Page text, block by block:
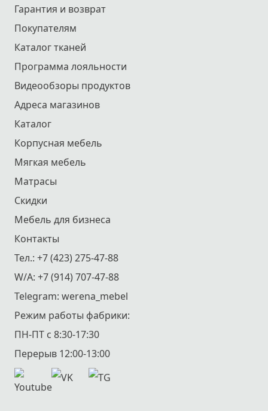
Гарантия и возврат
Покупателям
Каталог тканей
Программа лояльности
Видеообзоры продуктов
Адреса магазинов
Каталог
Корпусная мебель
Мягкая мебель
Матрасы
Скидки
Мебель для бизнеса
Контакты
Тел.: +7 (423) 275-47-88
W/A: +7 (914) 707-47-88
Telegram: werena_mebel
Режим работы фабрики:
ПН-ПТ с 8:30-17:30
Перерыв 12:00-13:00